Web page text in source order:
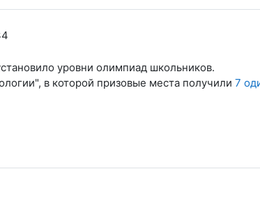
уровни олимпиад школьников.
в которой призовые места получили 7